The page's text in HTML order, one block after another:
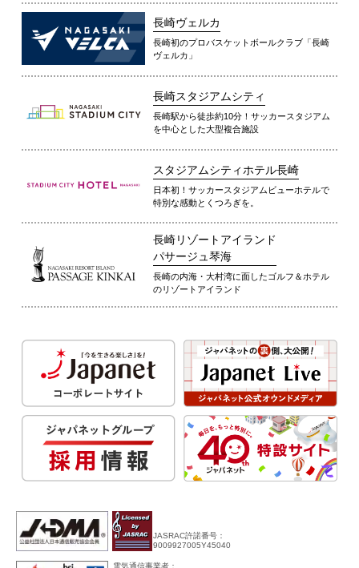
長崎ヴェルカ
長崎初のプロバスケットボールクラブ「長崎
ヴェルカ」
長崎スタジアムシティ
長崎駅から徒歩約10分！サッカースタジアム
を中心とした大型複合施設
スタジアムシティホテル長崎
日本初！サッカースタジアムビューホテルで
特別な感動とくつろぎを。
長崎リゾートアイランド
パサージュ琴海
長崎の内海・大村湾に面したゴルフ＆ホテル
のリゾートアイランド
JASRAC許諾番号：
9009927005Y45040
電気通信事業者：